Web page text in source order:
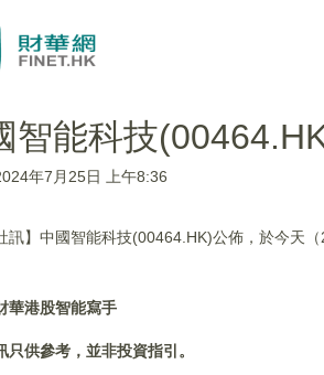
智能科技
年7月25日 上午8:36
訊】中國智能科技(00464.HK)公佈，於今天
華港股智能寫手
只供參考，並非投資指引。